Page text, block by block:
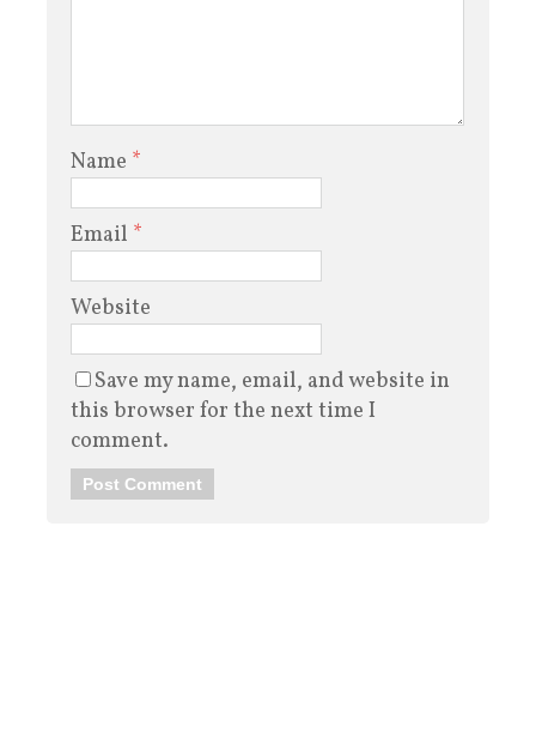
Name *
Email *
Website
Save my name, email, and website in
this browser for the next time I
comment.